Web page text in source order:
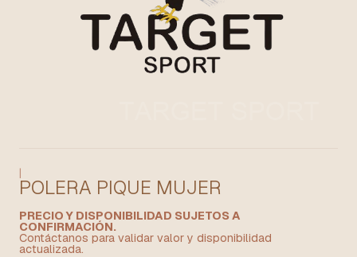
|
POLERA PIQUE MUJER
PRECIO Y DISPONIBILIDAD SUJETOS A
CONFIRMACIÓN.
Contáctanos para validar valor y disponibilidad
actualizada.